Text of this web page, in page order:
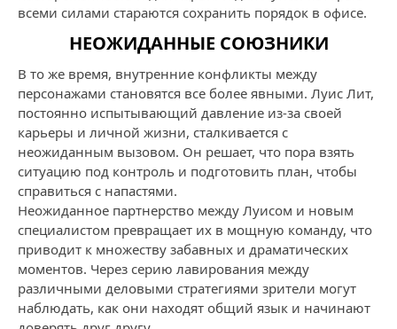
всеми силами стараются сохранить порядок в офисе.
НЕОЖИДАННЫЕ СОЮЗНИКИ
В то же время, внутренние конфликты между
персонажами становятся все более явными. Луис Лит,
постоянно испытывающий давление из-за своей
карьеры и личной жизни, сталкивается с
неожиданным вызовом. Он решает, что пора взять
ситуацию под контроль и подготовить план, чтобы
справиться с напастями.
Неожиданное партнерство между Луисом и новым
специалистом превращает их в мощную команду, что
приводит к множеству забавных и драматических
моментов. Через серию лавирования между
различными деловыми стратегиями зрители могут
наблюдать, как они находят общий язык и начинают